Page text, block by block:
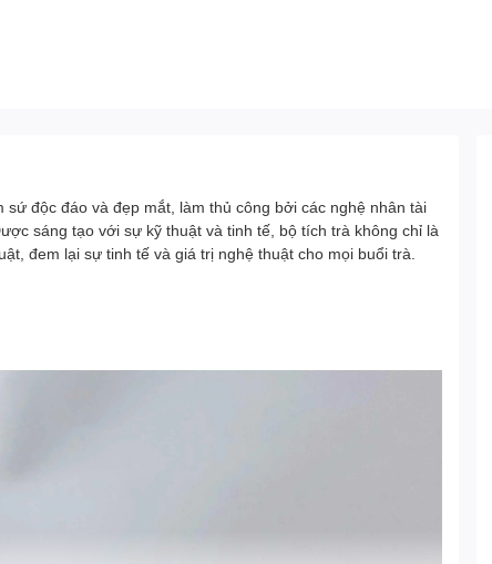
sứ độc đáo và đẹp mắt, làm thủ công bởi các nghệ nhân tài
sáng tạo với sự kỹ thuật và tinh tế, bộ tích trà không chỉ là
đem lại sự tinh tế và giá trị nghệ thuật cho mọi buổi trà.